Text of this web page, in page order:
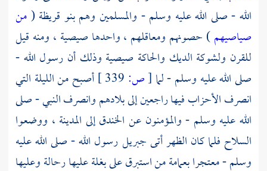
الله - صلى الله عليه وسلم - والمسلمين وهمبنو قريظة (من
صياصيهم) حصونهم ومعاقلهم ، واحدها صيصية ، ومنه قيل
للقرن ولشوكة الديك والحاكة صيصية وذلك أن رسول الله -
صلى الله عليه وسلم - لما [ص:
أصبح من الليلة التي
انصرف الأحزاب فيها راجعين إلى بلادهم وانصرف النبي - صلى
الله عليه وسلم - والمؤمنون عن الخندقإلى المدينة ، ووضعوا
السلاح فلما كان الظهر أتىجبريلرسول الله - صلى الله عليه
وسلم - معتجرا بعمامة من استبرق على بغلة عليها رحالة وعليها